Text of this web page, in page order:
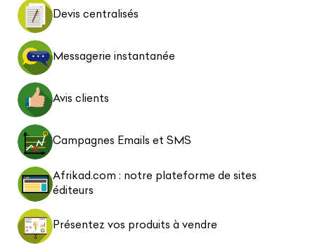
Devis centralisés
Messagerie instantanée
Avis clients
Campagnes Emails et SMS
Afrikad.com : notre plateforme de sites
éditeurs
Présentez vos produits à vendre